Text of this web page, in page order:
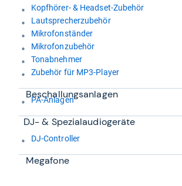
Kopfhörer- & Headset-Zubehör
Lautsprecherzubehör
Mikrofonständer
Mikrofonzubehör
Tonabnehmer
Zubehör für MP3-Player
Beschal­lungs­an­la­gen
PA-Anlagen
DJ-​ & Spe­zi­al­au­dio­ge­räte
DJ-Controller
Megafone